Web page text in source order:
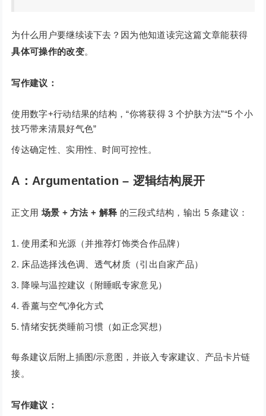
为什么用户要继续读下去？因为他知道读完这篇文章能获得
具体可操作的改变。
写作建议：
使用数字+行动结果的结构，“你将获得 3 个护肤方法”“5 个小
技巧带来清晨好气色”
传达确定性、实用性、时间可控性。
A：Argumentation – 逻辑结构展开
正文用场景 + 方法 + 解释 的三段式结构，输出 5 条建议：
使用柔和光源（并推荐灯饰类合作品牌）
床品选择浅色调、透气材质（引出自家产品）
降噪与温控建议（附睡眠专家意见）
香薰与空气净化方式
情绪安抚类睡前习惯（如正念冥想）
每条建议后附上插图/示意图，并嵌入专家建议、产品卡片链
接。
写作建议：